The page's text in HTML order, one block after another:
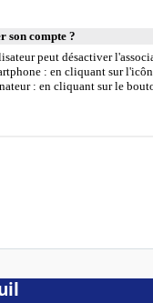
son compte ?
peut désactiver
: en cliquant sur
: en cliquant sur le